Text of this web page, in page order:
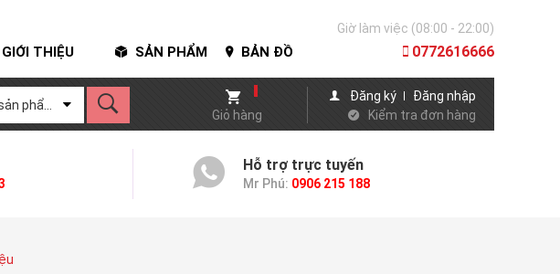
GIỚI THIỆU SẢN PHẨM BẢN ĐỒ
Giờ làm việc (08:00 - 22:00)
0772616666
Giỏ hàng
Đăng ký
Đăng nhập
Kiểm tra đơn hàng
Hỗ trợ trực tuyến
Mr Phú: 0906 215 188